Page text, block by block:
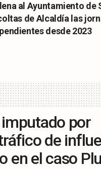
al Ayuntamiento de
de Alcaldía las
desde 2023
por
de
en el caso